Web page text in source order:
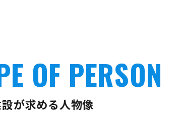
OF PERSON
が求める人物像